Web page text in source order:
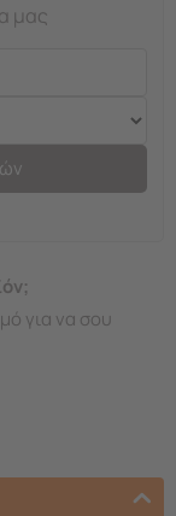
μας
για να σου